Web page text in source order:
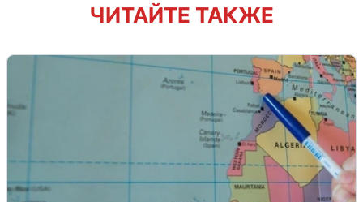
ЧИТАЙТЕ ТАКЖЕ